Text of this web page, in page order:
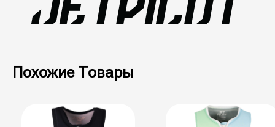
Похожие Товары
товар
имеет
товар
имеет